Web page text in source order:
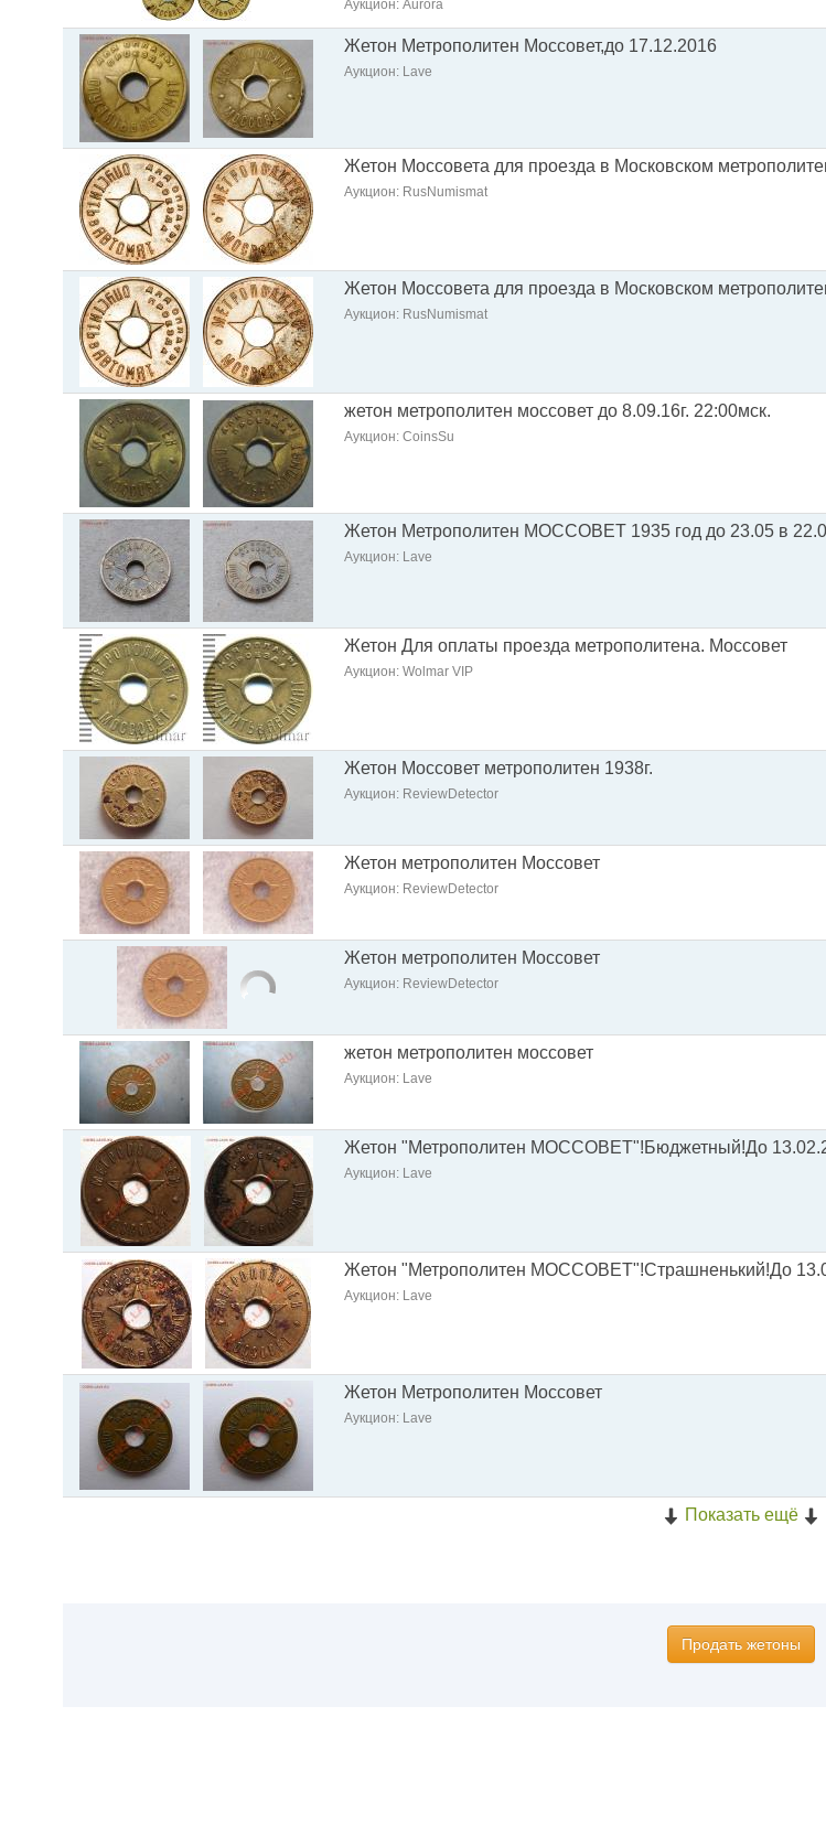
Аукцион: Aurora
Жетон Метрополитен Моссовет,до 17.12.2016
Аукцион: Lave
Жетон Моссовета для проезда в Московском
Аукцион: RusNumismat
Жетон Моссовета для проезда в Московском
Аукцион: RusNumismat
жетон метрополитен моссовет до 8.09.16г. 22:00мск.
Аукцион: CoinsSu
Жетон Метрополитен МОССОВЕТ 1935 год до 23.05 в
Аукцион: Lave
Жетон Для оплаты проезда метрополитена. Моссовет
Аукцион: Wolmar VIP
Жетон Моссовет метрополитен 1938г.
Аукцион: ReviewDetector
Жетон метрополитен Моссовет
Аукцион: ReviewDetector
Жетон метрополитен Моссовет
Аукцион: ReviewDetector
жетон метрополитен моссовет
Аукцион: Lave
Жетон "Метрополитен МОССОВЕТ"!Бюджетный!До
Аукцион: Lave
Жетон "Метрополитен МОССОВЕТ"!Страшненький!До
Аукцион: Lave
Жетон Метрополитен Моссовет
Аукцион: Lave
Показать ещё
Продать жетоны